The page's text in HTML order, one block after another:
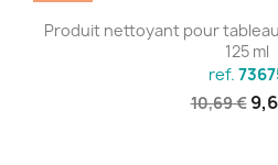
Produit nettoyant pour
125 ml
ref.
10,69 €